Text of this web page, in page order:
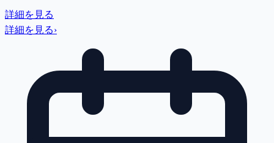
詳細を見る
詳細を見る›